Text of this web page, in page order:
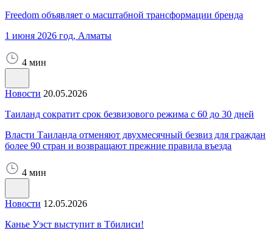
Freedom объявляет о масштабной трансформации бренда
1 июня 2026 год, Алматы
4 мин
Новости 20.05.2026
Таиланд сократит срок безвизового режима с 60 до 30 дней
Власти Таиланда отменяют двухмесячный безвиз для граждан
более 90 стран и возвращают прежние правила въезда
4 мин
Новости 12.05.2026
Канье Уэст выступит в Тбилиси!